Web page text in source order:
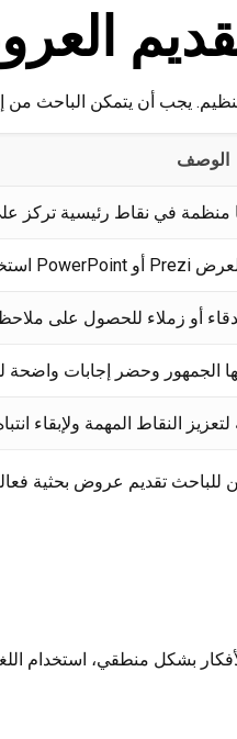
الوصف
بشكل منطقي، استخدام